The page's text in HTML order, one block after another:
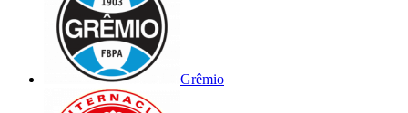
Grêmio